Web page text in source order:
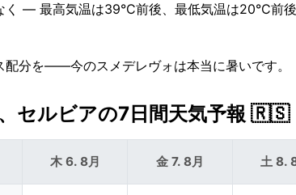
く — 最高気温は39°C前後、最低気温は20°C前
配分を——今のスメデレヴォは本当に暑いです。
セルビアの7日間天気予報 🇷🇸
木 6. 8月 金 7. 8月 土 8.